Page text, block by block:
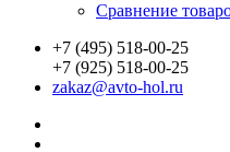
Сравнение
+7 (495) 518-00-25
+7 (925) 518-00-25
zakaz@avto-hol.ru